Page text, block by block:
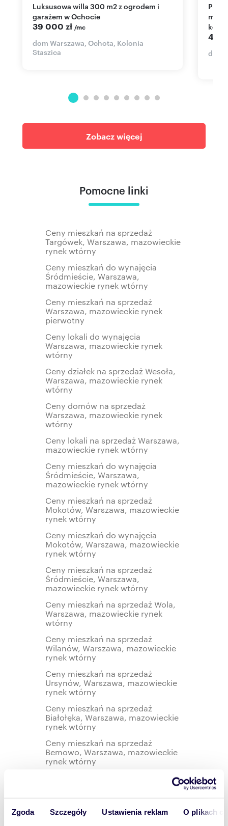
Zgoda Szczegóły Ustawienia reklam O plikach
Luksusowa willa 300 m2 z ogrodem i
garażem w Ochocie
39 000 zł /mc
dom Warszawa, Ochota, Kolonia
Staszica
Polecam nowoczesny biurowiec z 39
45
dom
Zobacz więcej
Pomocne linki
Ceny mieszkań na sprzedaż
Targówek, Warszawa, mazowieckie
rynek wtórny
Ceny mieszkań do wynajęcia
Śródmieście, Warszawa,
mazowieckie rynek wtórny
Ceny mieszkań na sprzedaż
Warszawa, mazowieckie rynek
pierwotny
Ceny lokali do wynajęcia
Warszawa, mazowieckie rynek
wtórny
Ceny działek na sprzedaż Wesoła,
Warszawa, mazowieckie rynek
wtórny
Ceny domów na sprzedaż
Warszawa, mazowieckie rynek
wtórny
Ceny lokali na sprzedaż Warszawa,
mazowieckie rynek wtórny
Ceny mieszkań do wynajęcia
Śródmieście, Warszawa,
mazowieckie rynek wtórny
Ceny mieszkań na sprzedaż
Mokotów, Warszawa, mazowieckie
rynek wtórny
Ceny mieszkań do wynajęcia
Mokotów, Warszawa, mazowieckie
rynek wtórny
Ceny mieszkań na sprzedaż
Śródmieście, Warszawa,
mazowieckie rynek wtórny
Ceny mieszkań na sprzedaż Wola,
Warszawa, mazowieckie rynek
wtórny
Ceny mieszkań na sprzedaż
Wilanów, Warszawa, mazowieckie
rynek wtórny
Ceny mieszkań na sprzedaż
Ursynów, Warszawa, mazowieckie
rynek wtórny
Ceny mieszkań na sprzedaż
Białołęka, Warszawa, mazowieckie
rynek wtórny
Ceny mieszkań na sprzedaż
Bemowo, Warszawa, mazowieckie
rynek wtórny
Ceny mieszkań do wynajęcia Wola,
wtórny
Ceny mieszkań na sprzedaż